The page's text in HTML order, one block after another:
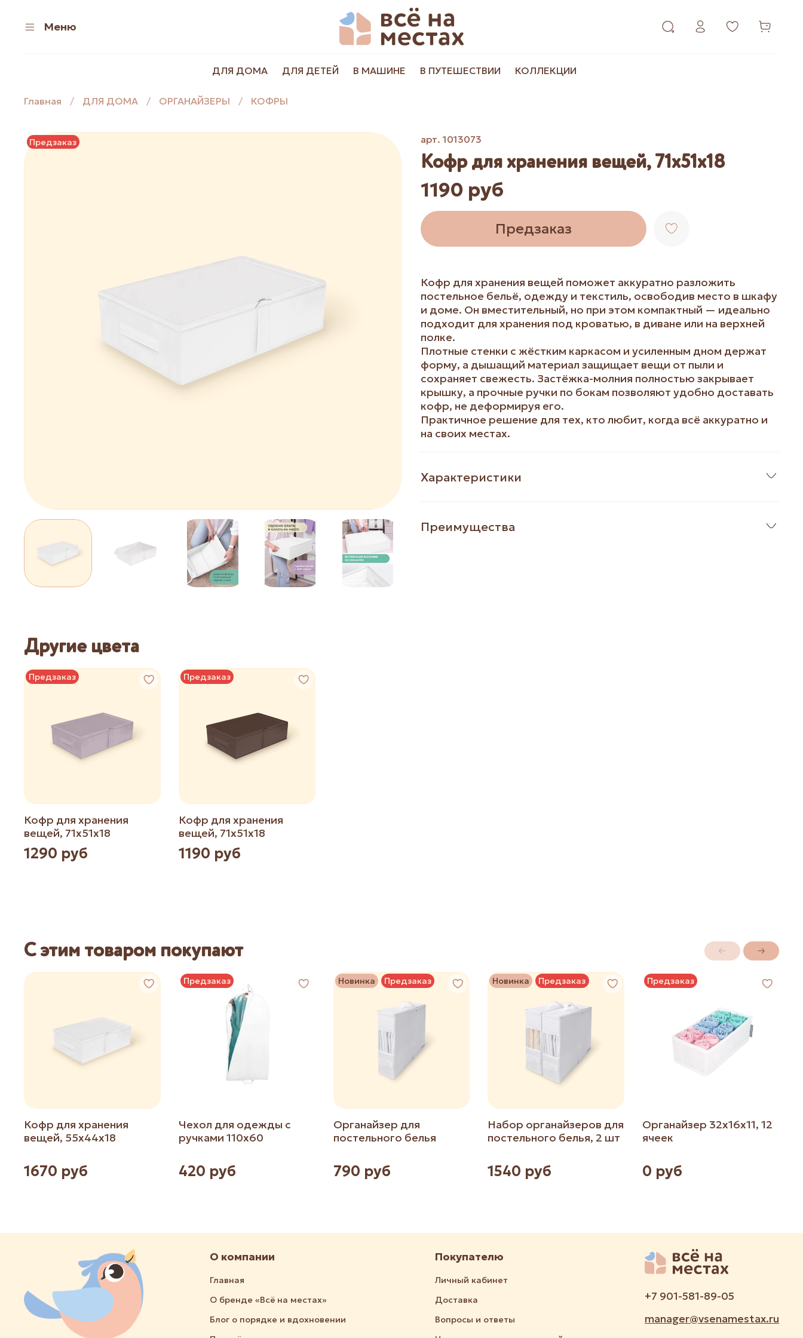
Меню
ДЛЯ ДОМА ДЛЯ ДЕТЕЙ В МАШИНЕ В ПУТЕШЕСТВИИ КОЛЛЕКЦИИ
Главная ДЛЯ ДОМА ОРГАНАЙЗЕРЫ КОФРЫ
Предзаказ арт.1013073
Кофр для хранения вещей, 71х51х18
1190 руб
Предзаказ
Кофр для хранения вещей поможет аккуратно разложить
постельное бельё, одежду и текстиль, освободив место в шкафу
и доме. Он вместительный, но при этом компактный — идеально
подходит для хранения под кроватью, в диване или на верхней
полке.
Плотные стенки с жёстким каркасом и усиленным дном держат
форму, а дышащий материал защищает вещи от пыли и
сохраняет свежесть. Застёжка-молния полностью закрывает
крышку, а прочные ручки по бокам позволяют удобно доставать
кофр, не деформируя его.
Практичное решение для тех, кто любит, когда всё аккуратно и
на своих местах.
Характеристики
Преимущества
Другие цвета
Предзаказ
Кофр для хранения
вещей, 71х51х18
1290 руб
Предзаказ
Кофр для хранения
вещей, 71х51х18
1190 руб
С этим товаром покупают
Кофр для хранения
вещей, 55х44х18
1670 руб
Предзаказ
Чехол для одежды с
ручками 110х60
420 руб
Новинка Предзаказ
Органайзер для
постельного белья
790 руб
Новинка Предзаказ
Набор органайзеров для
постельного белья, 2 шт
1540 руб
Предзаказ
Органайзер 32х16х11, 12
ячеек
0 руб
О компании
Главная
О бренде «Всё на местах»
Блог о порядке и вдохновении
Покупателю
Личный кабинет
Доставка
Вопросы и ответы
+7 901-581-89-05
manager@vsenamestax.ru